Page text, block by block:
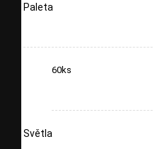
Paleta
60ks
Světla